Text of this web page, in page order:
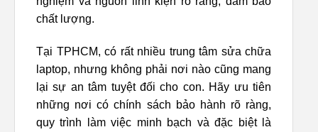
chất lượng.
Tại TPHCM, có rất nhiều trung tâm sửa chữa
laptop, nhưng không phải nơi nào cũng mang
lại sự an tâm tuyệt đối cho con. Hãy ưu tiên
những nơi có chính sách bảo hành rõ ràng,
quy trình làm việc minh bạch và đặc biệt là